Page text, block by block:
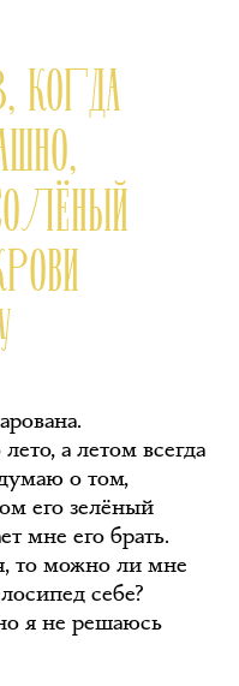
КОГДА
а летом всегда
о том,
его зелёный
мне его брать.
то можно ли мне
себе?
я не решаюсь